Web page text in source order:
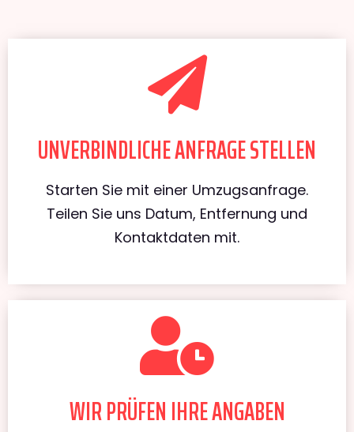
UNVERBINDLICHE ANFRAGE STELLEN
Starten Sie mit einer Umzugsanfrage.
Teilen Sie uns Datum, Entfernung und
Kontaktdaten mit.
WIR PRÜFEN IHRE ANGABEN